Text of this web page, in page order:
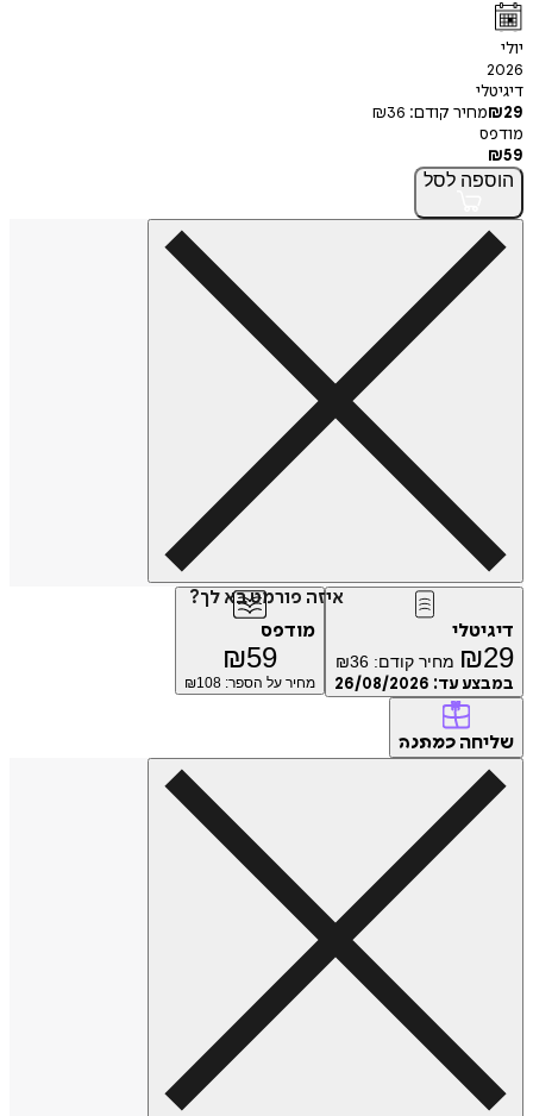
קודם:
₪36
לסל
איזה פורמט בא לך?
₪ מחיר קודם: ₪36
עד:26/08/2026
מודפס
₪
מחיר על הספר: ₪108
כמתנה